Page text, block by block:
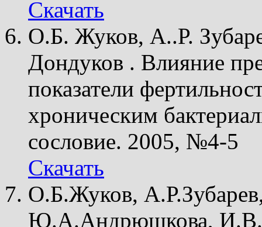
Скачать
О.Б. Жуков, А..Р.
Дондуков . Влияние
показатели
хроническим
сословие. 2005, №4-5
Скачать
О.Б.Жуков,
Ю.А.Андрюшкова, И.В.